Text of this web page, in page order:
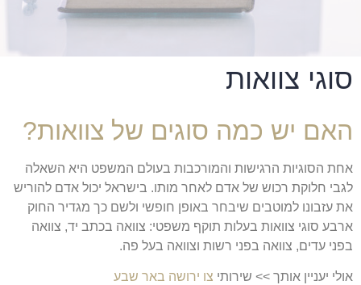
סוגי צוואות
האם יש כמה סוגים של צוואות?
אחת הסוגיות הרגישות והמורכבות בעולם המשפט היא השאלה
לגבי חלוקת רכוש של אדם לאחר מותו. בישראל יכול אדם להוריש
את עזבונו למוטבים שיבחר באופן חופשי ולשם כך מגדיר החוק
ארבע סוגי צוואות בעלות תוקף משפטי: צוואה בכתב יד, צוואה
בפני עדים, צוואה בפני רשות וצוואה בעל פה.
אולי יעניין אותך >> שירותי צו ירושה באר שבע